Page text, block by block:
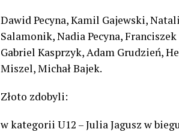
Dawid Pecyna, Kamil Gajewski,
Salamonik, Nadia Pecyna,
Gabriel Kasprzyk, Adam Grudzień,
Miszel, Michał Bajek.
Złoto zdobyli:
w kategorii U12 – Julia Jagusz w